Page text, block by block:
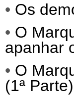
• Os
• O
apanhar
• O
(1ª Parte)